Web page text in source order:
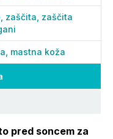
pred soncem za
zaščita, zaščita
mastna koža